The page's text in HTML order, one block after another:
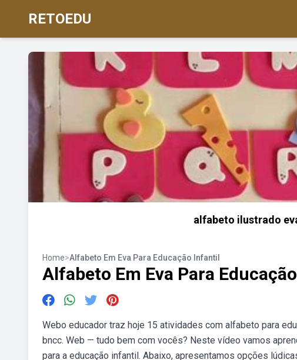
RETOEDU
alfabeto ilustrado
Home>Alfabeto Em Eva Para Educação Infantil
Alfabeto Em Eva Para
Webo educador traz hoje 15 atividades com alfabeto para
bncc. Web — tudo bem com vocês? Neste vídeo vamos
para a educação infantil. Abaixo, apresentamos opções